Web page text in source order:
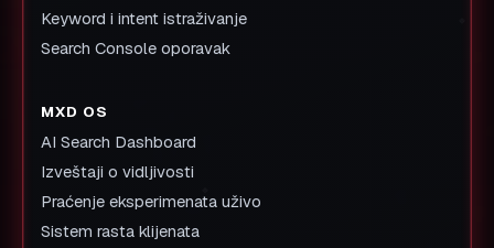
Keyword i intent istraživanje
Search Console oporavak
MXD OS
AI Search Dashboard
Izveštaji o vidljivosti
Praćenje eksperimenata uživo
Sistem rasta klijenata